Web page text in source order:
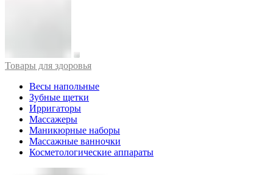
Товары для здоровья
Весы напольные
Зубные щетки
Ирригаторы
Массажеры
Маникюрные наборы
Массажные ванночки
Косметологические аппараты